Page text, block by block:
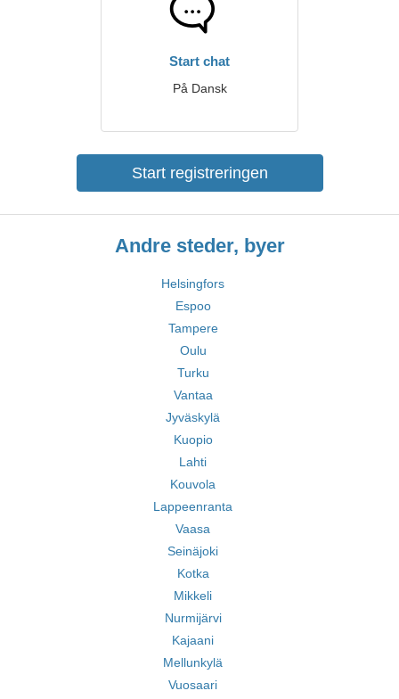
Start chat
På Dansk
Start registreringen
Andre steder, byer
Helsingfors
Espoo
Tampere
Oulu
Turku
Vantaa
Jyväskylä
Kuopio
Lahti
Kouvola
Lappeenranta
Vaasa
Seinäjoki
Kotka
Mikkeli
Nurmijärvi
Kajaani
Mellunkylä
Vuosaari